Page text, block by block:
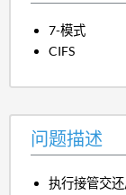
7-模式
CIFS
问题描述
执行接管交